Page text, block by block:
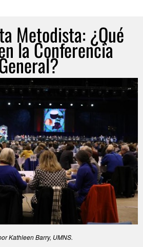
Metodista: ¿Qué
la Conferencia
Kathleen Barry, UMNS.